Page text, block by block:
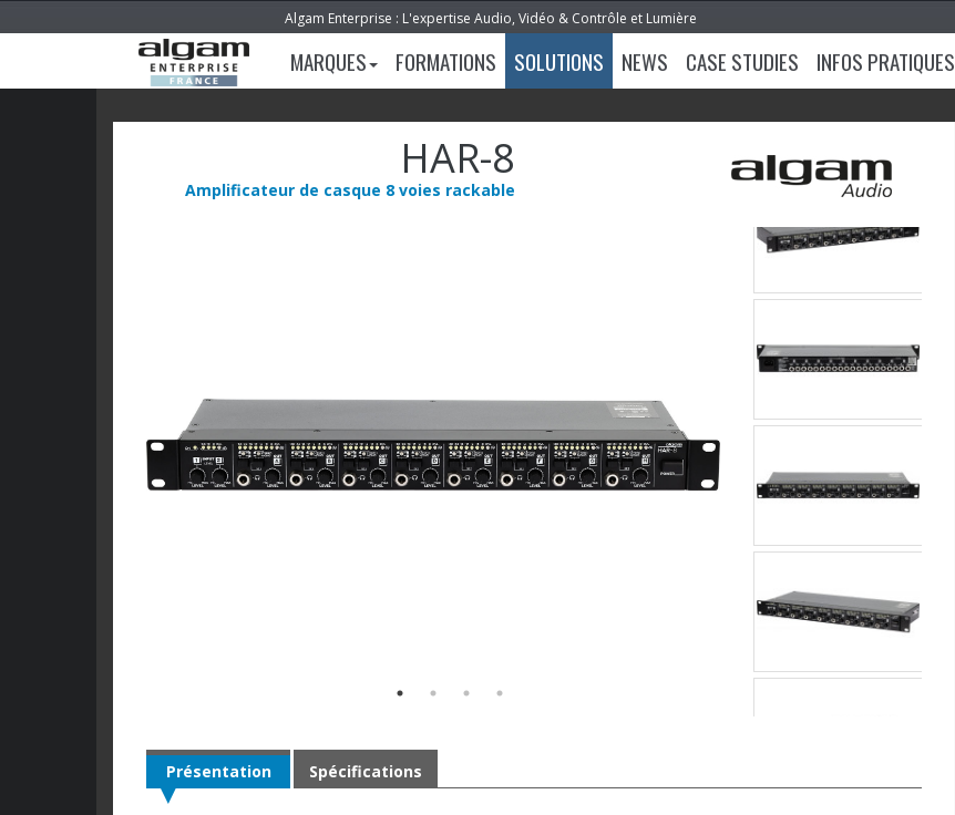
Algam Enterprise : L'expertise Audio, Vidéo & Contrôle et Lumière
MARQUES FORMATIONS SOLUTIONS NEWS CASE STUDIES INFOS PRATIQUES
HAR-8
Amplificateur de casque 8 voies rackable
Présentation Spécifications